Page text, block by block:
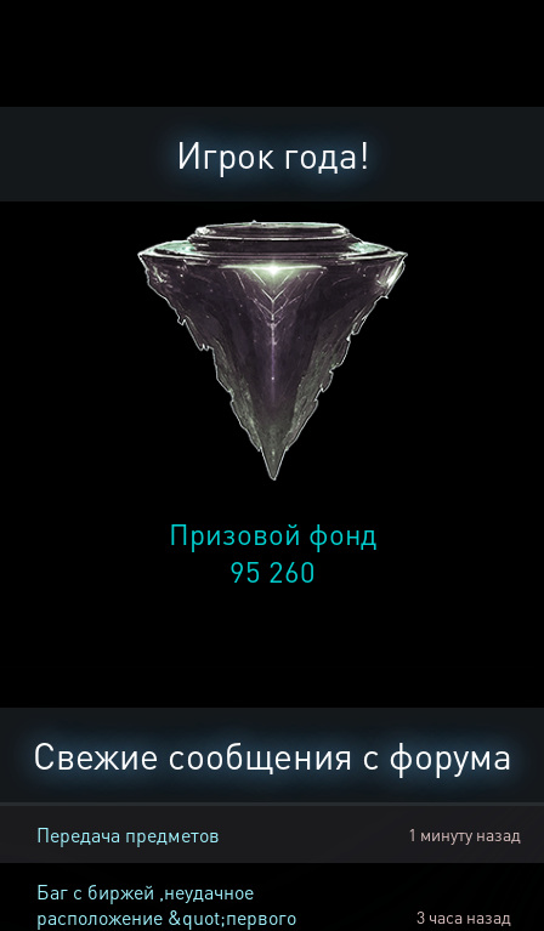
Игрок года!
Призовой фонд
95 260
Свежие сообщения с форума
Передача предметов 1 минуту назад
Баг с биржей ,неудачное
расположение &quot;первого
3 часа назад